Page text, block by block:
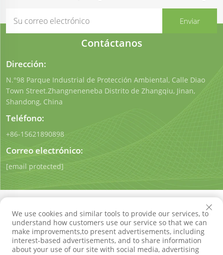
Contáctanos
Dirección:
N.°98 Parque Industrial de Protección Ambiental, Calle Diao
Town Street.Zhangneneneba Distrito de Zhangqiu, Jinan,
Shandong, China
Teléfono:
+86-15621890898
Correo electrónico:
[email protected]
Derechos de autor © Shandong Qigong Environmental
Protection Technology Co., Ltd. Todos los derechos
We use cookies and similar tools to provide our services, to
understand how customers use our service so that we can
make improvements,to present advertisements, including
interest-based advertisements, and to share information
about your use of our site with social media, advertising